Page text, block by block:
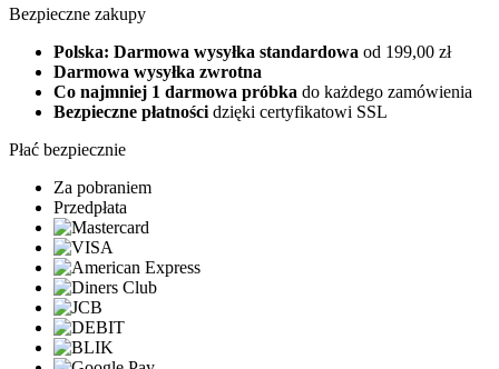
Bezpieczne zakupy
Polska: Darmowa wysyłka standardowa od 199,00 zł
Darmowa wysyłka zwrotna
Co najmniej 1 darmowa próbka do każdego zamówienia
Bezpieczne płatności dzięki certyfikatowi SSL
Płać bezpiecznie
Za pobraniem
Przedpłata